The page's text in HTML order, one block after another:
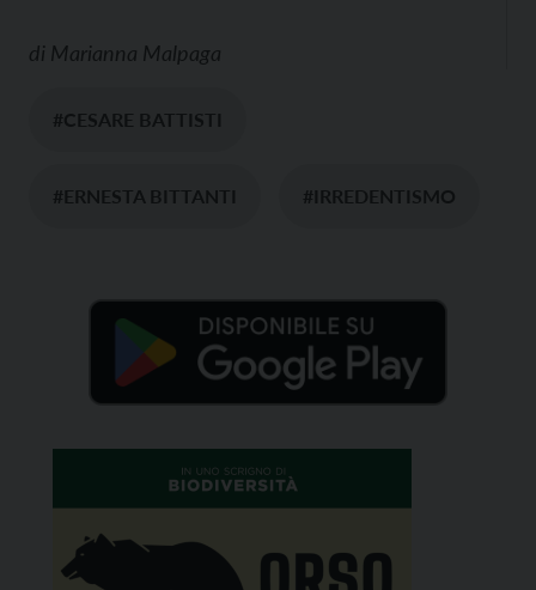
di Marianna Malpaga
#CESARE BATTISTI
#ERNESTA BITTANTI #IRREDENTISMO